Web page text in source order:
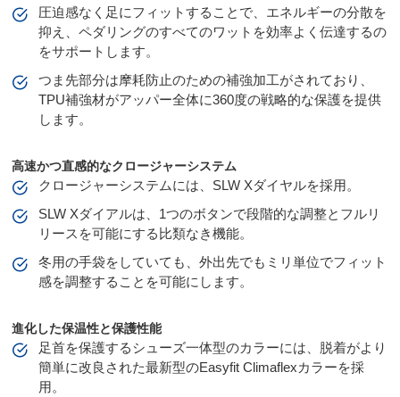
圧迫感なく足にフィットすることで、エネルギーの分散を
抑え、ペダリングのすべてのワットを効率よく伝達するの
をサポートします。
つま先部分は摩耗防止のための補強加工がされており、
TPU補強材がアッパー全体に360度の戦略的な保護を提供
します。
高速かつ直感的なクロージャーシステム
クロージャーシステムには、SLW Xダイヤルを採用。
SLW Xダイアルは、1つのボタンで段階的な調整とフルリ
リースを可能にする比類なき機能。
冬用の手袋をしていても、外出先でもミリ単位でフィット
感を調整することを可能にします。
進化した保温性と保護性能
足首を保護するシューズ一体型のカラーには、脱着がより
簡単に改良された最新型のEasyfit Climaflexカラーを採
用。